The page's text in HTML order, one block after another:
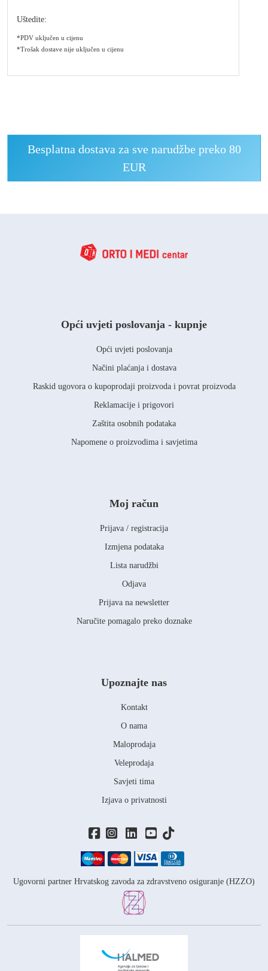
Uštedite:
*PDV uključen u cijenu
*Trošak dostave nije uključen u cijenu
Besplatna dostava za sve narudžbe preko 80
EUR
Opći uvjeti poslovanja - kupnje
Opći uvjeti poslovanja
Načini plaćanja i dostava
Raskid ugovora o kupoprodaji proizvoda i povrat proizvoda
Reklamacije i prigovori
Zaštita osobnih podataka
Napomene o proizvodima i savjetima
Moj račun
Prijava / registracija
Izmjena podataka
Lista narudžbi
Odjava
Prijava na newsletter
Naručite pomagalo preko doznake
Ugovorni partner Hrvatskog zavoda za zdravstveno osiguranje (HZZO)
Upoznajte nas
Kontakt
O nama
Maloprodaja
Veleprodaja
Savjeti tima
Izjava o privatnosti